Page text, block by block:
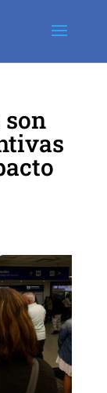
son